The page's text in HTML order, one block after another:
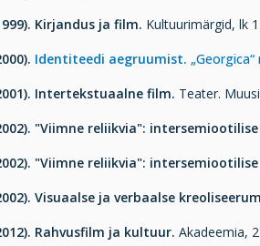
Kirjandus ja film. Kultuurimärgid, lk
Identiteedi aegruumist. „Georgica“
Intertekstuaalne film. Teater.
"Viimne reliikvia":
"Viimne reliikvia":
Visuaalse ja verbaalse
Rahvusfilm ja kultuur. Akadeemia,